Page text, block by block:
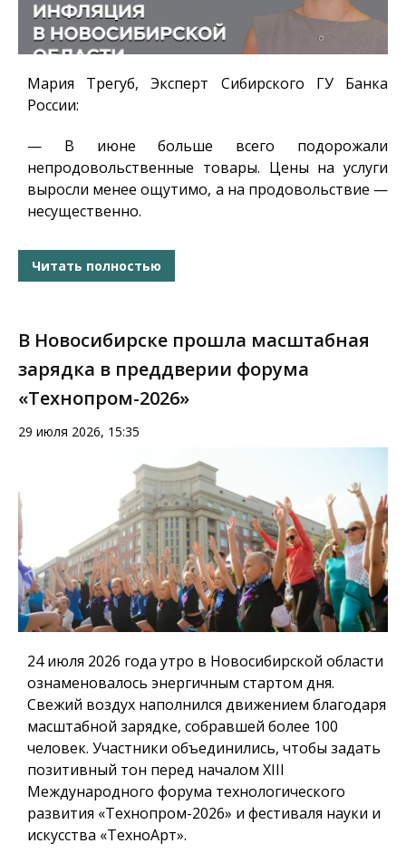
Мария Трегуб, Эксперт Сибирского ГУ Банка
России:
— В июне больше всего подорожали
непродовольственные товары. Цены на услуги
выросли менее ощутимо, а на продовольствие —
несущественно.
Читать полностью
В Новосибирске прошла масштабная
зарядка в преддверии форума
«Технопром-2026»
29 июля 2026, 15:35
24 июля 2026 года утро в Новосибирской области
ознаменовалось энергичным стартом дня.
Свежий воздух наполнился движением благодаря
масштабной зарядке, собравшей более 100
человек. Участники объединились, чтобы задать
позитивный тон перед началом XIII
Международного форума технологического
развития «Технопром-2026» и фестиваля науки и
искусства «ТехноАрт».